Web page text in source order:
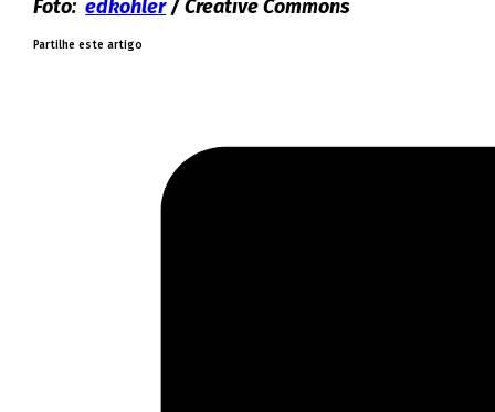
Foto:edkohler/ Creative Commons
Partilhe este artigo